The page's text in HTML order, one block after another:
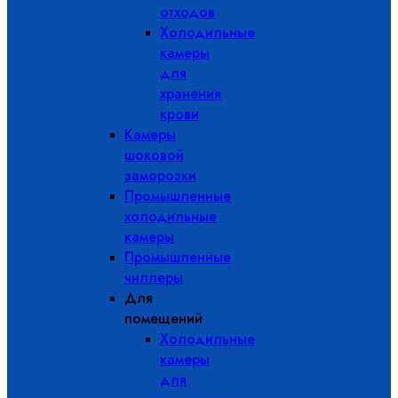
отходов
Холодильные
камеры
для
хранения
крови
Камеры
шоковой
заморозки
Промышленные
холодильные
камеры
Промышленные
чиллеры
Для
помещений
Холодильные
камеры
для